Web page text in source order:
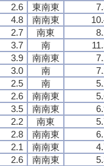
2.6 東南東
4.8 南南東
2.7 南東
3.7 南
3.9 南南東
3.0 南
2.5 南
2.6 南南東
3.5 南南東
2.2 南東
2.8 南南東
2.1 南南東
2.6 南南東